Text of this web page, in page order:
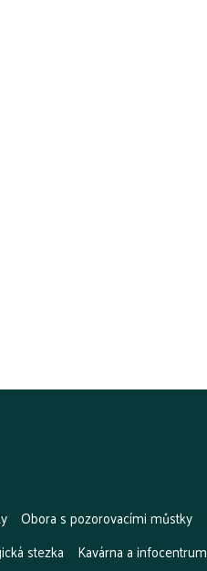
Obora s pozorovacími můstky
stezka Kavárna a infocentrum